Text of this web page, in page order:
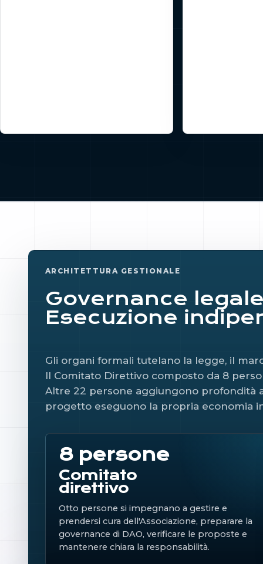
ARCHITETTURA GESTIONALE
Governance
Esecuzione
Gli organi formali tutelano la legge, il
Il Comitato Direttivo composto da 8
Altre 22 persone aggiungono profondità
progetto eseguono la propria economia
8 persone
Comitato
direttivo
Otto persone si impegnano a gestire e
prendersi cura dell'Associazione, preparare la
governance di DAO, verificare le proposte e
mantenere chiara la responsabilità.